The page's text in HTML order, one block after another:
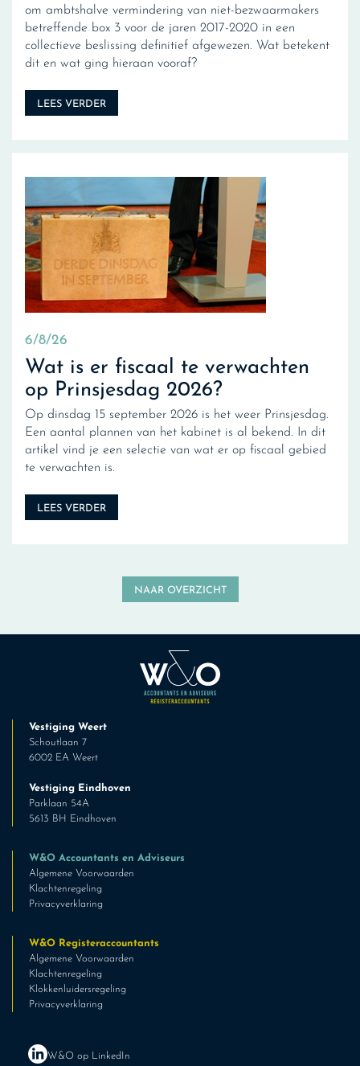
om ambtshalve vermindering van niet-bezwaarmakers
betreffende box 3 voor de jaren 2017-2020 in een
collectieve beslissing definitief afgewezen. Wat betekent
dit en wat ging hieraan vooraf?
LEES VERDER
6/8/26
Wat is er fiscaal te verwachten
op Prinsjesdag 2026?
Op dinsdag 15 september 2026 is het weer Prinsjesdag.
Een aantal plannen van het kabinet is al bekend. In dit
artikel vind je een selectie van wat er op fiscaal gebied
te verwachten is.
LEES VERDER
NAAR OVERZICHT
Vestiging Weert
Schoutlaan 7
6002 EA Weert
Vestiging Eindhoven
Parklaan 54A
5613 BH Eindhoven
W&O Accountants en Adviseurs
Algemene Voorwaarden
Klachtenregeling
Privacyverklaring
W&O Registeraccountants
Algemene Voorwaarden
Klachtenregeling
Klokkenluidersregeling
Privacyverklaring
W&O op LinkedIn